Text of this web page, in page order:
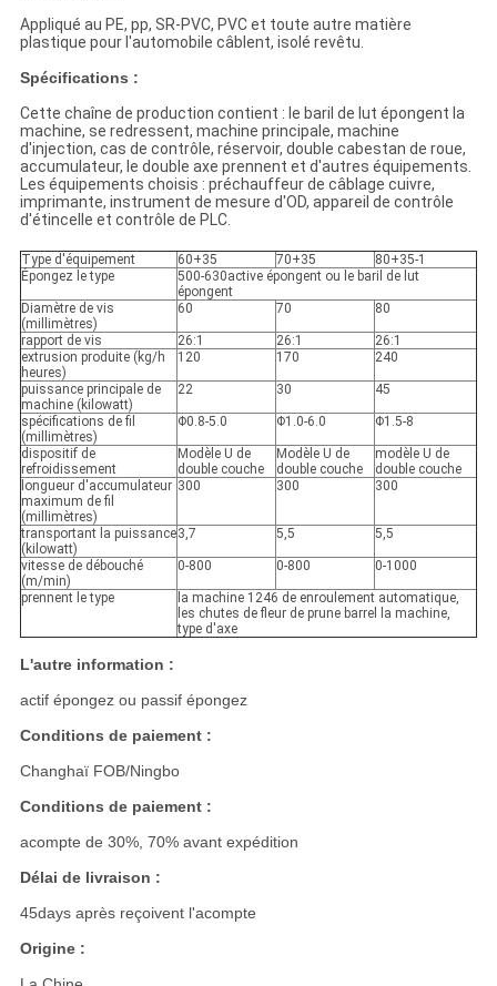
Appliqué au PE, pp, SR-PVC, PVC et toute autre matière
plastique pour l'automobile câblent, isolé revêtu.
Spécifications :
Cette chaîne de production contient : le baril de lut épongent la
machine, se redressent, machine principale, machine
d'injection, cas de contrôle, réservoir, double cabestan de roue,
accumulateur, le double axe prennent et d'autres équipements.
Les équipements choisis : préchauffeur de câblage cuivre,
imprimante, instrument de mesure d'OD, appareil de contrôle
d'étincelle et contrôle de PLC.
Type d'équipement 60+35 70+35
80+35-1
Épongez le type
500-630active épongent ou le baril de lut
épongent
Diamètre de vis
(millimètres)
60 70 80
rapport de vis 26:1 26:1
26:1
extrusion produite (kg/h
heures)
120 170 240
puissance principale de
machine (kilowatt)
22 30 45
spécifications de fil
(millimètres)
Φ0.8-5.0 Φ1.0-6.0 Φ1.5-8
dispositif de
refroidissement
Modèle U de
double couche
Modèle U de
double couche
modèle U de
double couche
longueur d'accumulateur
maximum de fil
(millimètres)
300 300 300
transportant la puissance
(kilowatt)
3,7 5,5 5,5
vitesse de débouché
(m/min)
0-800 0-800 0-1000
prennent le type
la machine 1246 de enroulement automatique,
les chutes de fleur de prune barrel la machine,
type d'axe
L'autre information :
actif épongez ou passif épongez
Conditions de paiement :
Changhaï FOB/Ningbo
Conditions de paiement :
acompte de 30%, 70% avant expédition
Délai de livraison :
45days après reçoivent l'acompte
Origine :